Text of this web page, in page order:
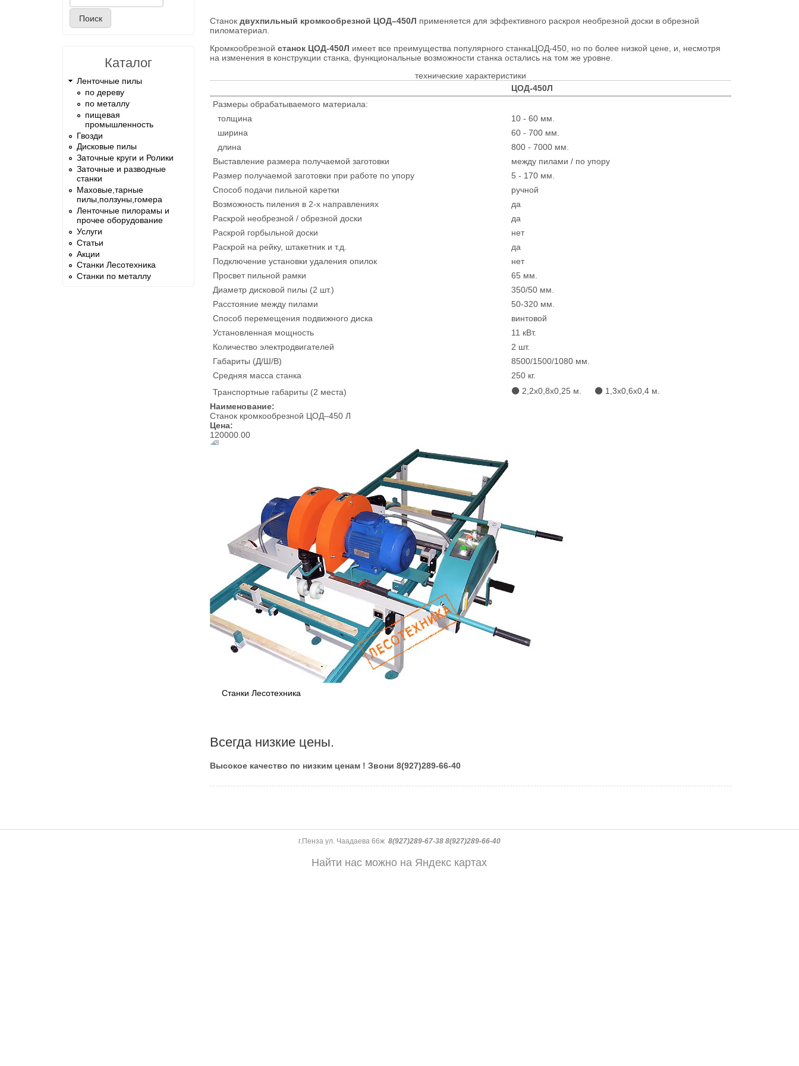
Форма поиска
Каталог
Ленточные пилы
по дереву
по металлу
пищевая
промышленность
Гвозди
Дисковые пилы
Заточные круги и Ролики
Заточные и разводные
станки
Маховые,тарные
пилы,ползуны,гомера
Ленточные пилорамы и
прочее оборудование
Услуги
Статьи
Акции
Станки Лесотехника
Станки по металлу
Станокдвухпильный кромкообрезной ЦОД–450Л применяется для эффективного раскроя необрезной доски в обрезной
пиломатериал.
Кромкообрезнойстанок ЦОД-450Л имеет все преимущества популярного станкаЦОД-450, но по более низкой цене, и, несмотря
на изменения в конструкции станка, функциональные возможности станка остались на том же уровне.
технические характеристики
ЦОД-450Л
Размеры обрабатываемого материала:
толщина
10 - 60 мм.
ширина
60 - 700 мм.
длина
800 - 7000 мм.
Выставление раз­мера получаемой заготовки
между пилами / по упору
Размер получаемой заготовки при работе по упору
5 - 170 мм.
Способ подачи пильной каретки
ручной
Возможность пиления в 2-х направлениях
да
Раскрой необрезной / обрезной доски
да
Раскрой горбыльной доски
нет
Раскрой на рейку, штакетник и т.д.
да
Подключение установки удаления опилок
нет
Просвет пильной рамки
65 мм.
Диаметр дисковой пилы (2 шт.)
350/50 мм.
Расстояние между пилами
50-320 мм.
Способ перемещения подвижного диска
винтовой
Установленная мощность
11 кВт.
Количество электродвигателей
2 шт.
Габариты (Д/Ш/В)
8500/1500/1080 мм.
Средняя масса станка
250 кг.
Транспортные габариты (2 места)
⚫ 2,2х0,8х0,25 м. ⚫ 1,3х0,6х0,4 м.
Наименование:
Станок кромкообрезной ЦОД–450 Л
Цена:
120000.00
Станки Лесотехника
Всегда низкие цены.
Высокое качество по низким ценам ! Звони 8(927)289-66-40
г.Пенза ул. Чаадаева 66ж 8(927)289-67-38 8(927)289-66-40
Найти нас можно на Яндекс картах